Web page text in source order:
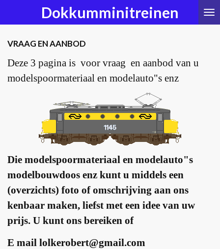
de
Dokkumminitreinen
VRAAG EN AANBOD
Deze 3 pagina is voor vraag en aanbod van u
modelspoormateriaal en modelauto"s enz
Die modelspoormateriaal en modelauto"s
modelbouwdoos enz kunt u middels een
(overzichts) foto of omschrijving aan ons
kenbaar maken, liefst met een idee van uw
prijs. U kunt ons bereiken of
E mail lolkerobert@gmail.com